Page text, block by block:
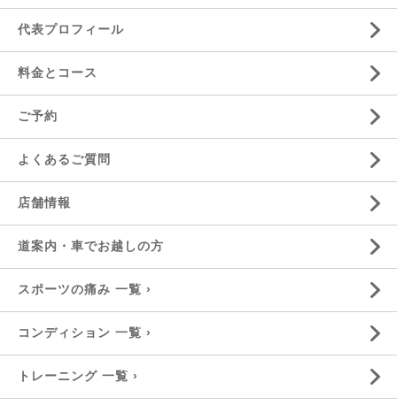
代表プロフィール
料金とコース
ご予約
よくあるご質問
店舗情報
道案内・車でお越しの方
スポーツの痛み 一覧 ›
コンディション 一覧 ›
トレーニング 一覧 ›